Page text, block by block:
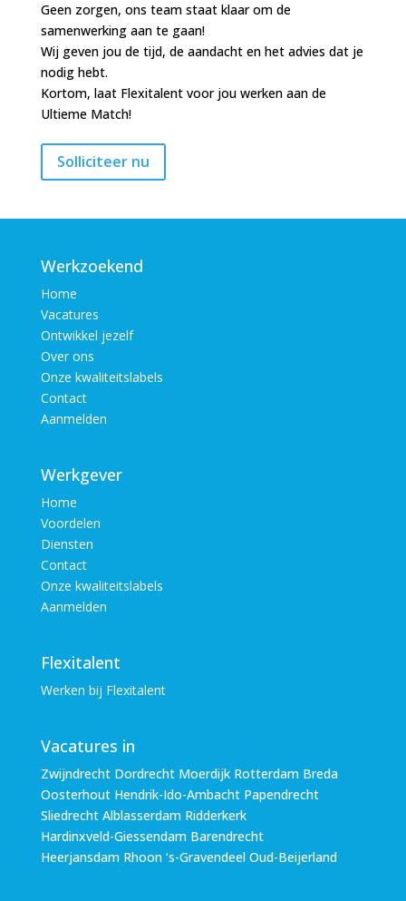
Geen zorgen, ons team staat klaar om de
samenwerking aan te gaan!
Wij geven jou de tijd, de aandacht en het advies dat je
nodig hebt.
Kortom, laat Flexitalent voor jou werken aan de
Ultieme Match!
Werkzoekend
Home
Vacatures
Ontwikkel jezelf
Over ons
Onze kwaliteitslabels
Contact
Aanmelden
Werkgever
Home
Voordelen
Diensten
Contact
Onze kwaliteitslabels
Aanmelden
Flexitalent
Werken bij Flexitalent
Vacatures in
Zwijndrecht Dordrecht Moerdijk Rotterdam Breda
Oosterhout Hendrik-Ido-Ambacht Papendrecht
Sliedrecht Alblasserdam Ridderkerk
Hardinxveld-Giessendam Barendrecht
Heerjansdam Rhoon ‘s-Gravendeel Oud-Beijerland